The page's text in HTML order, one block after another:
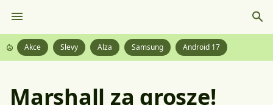
Akce Slevy Alza Samsung Android 17
Marshall za grosze!